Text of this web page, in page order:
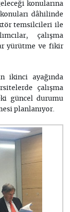
konularına
dâhilinde
temsilcileri ile
çalışma
yürütme ve fikir
ikinci ayağında
çalışma
güncel durumu
planlanıyor.